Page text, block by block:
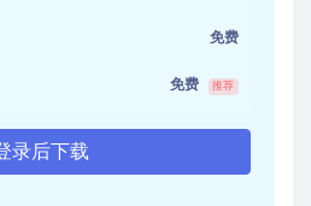
免费
免费 推荐
录后下载